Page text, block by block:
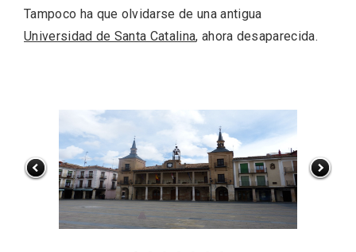
Tampoco ha que olvidarse de una antigua
Universidad de Santa Catalina, ahora desaparecida.